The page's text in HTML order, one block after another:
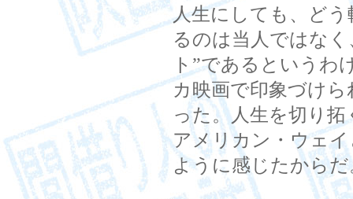
人生にしても、ど
るのは当人ではな
ト”であるというわ
カ映画で印象づけ
った。人生を切り
アメリカン・ウェ
ように感じたからだ